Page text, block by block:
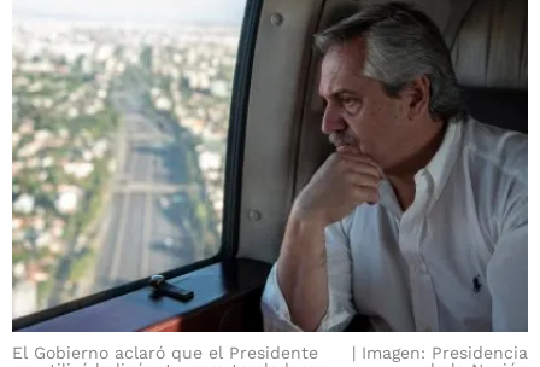
El Gobierno aclaró que el Presidente
Imagen: Presidencia